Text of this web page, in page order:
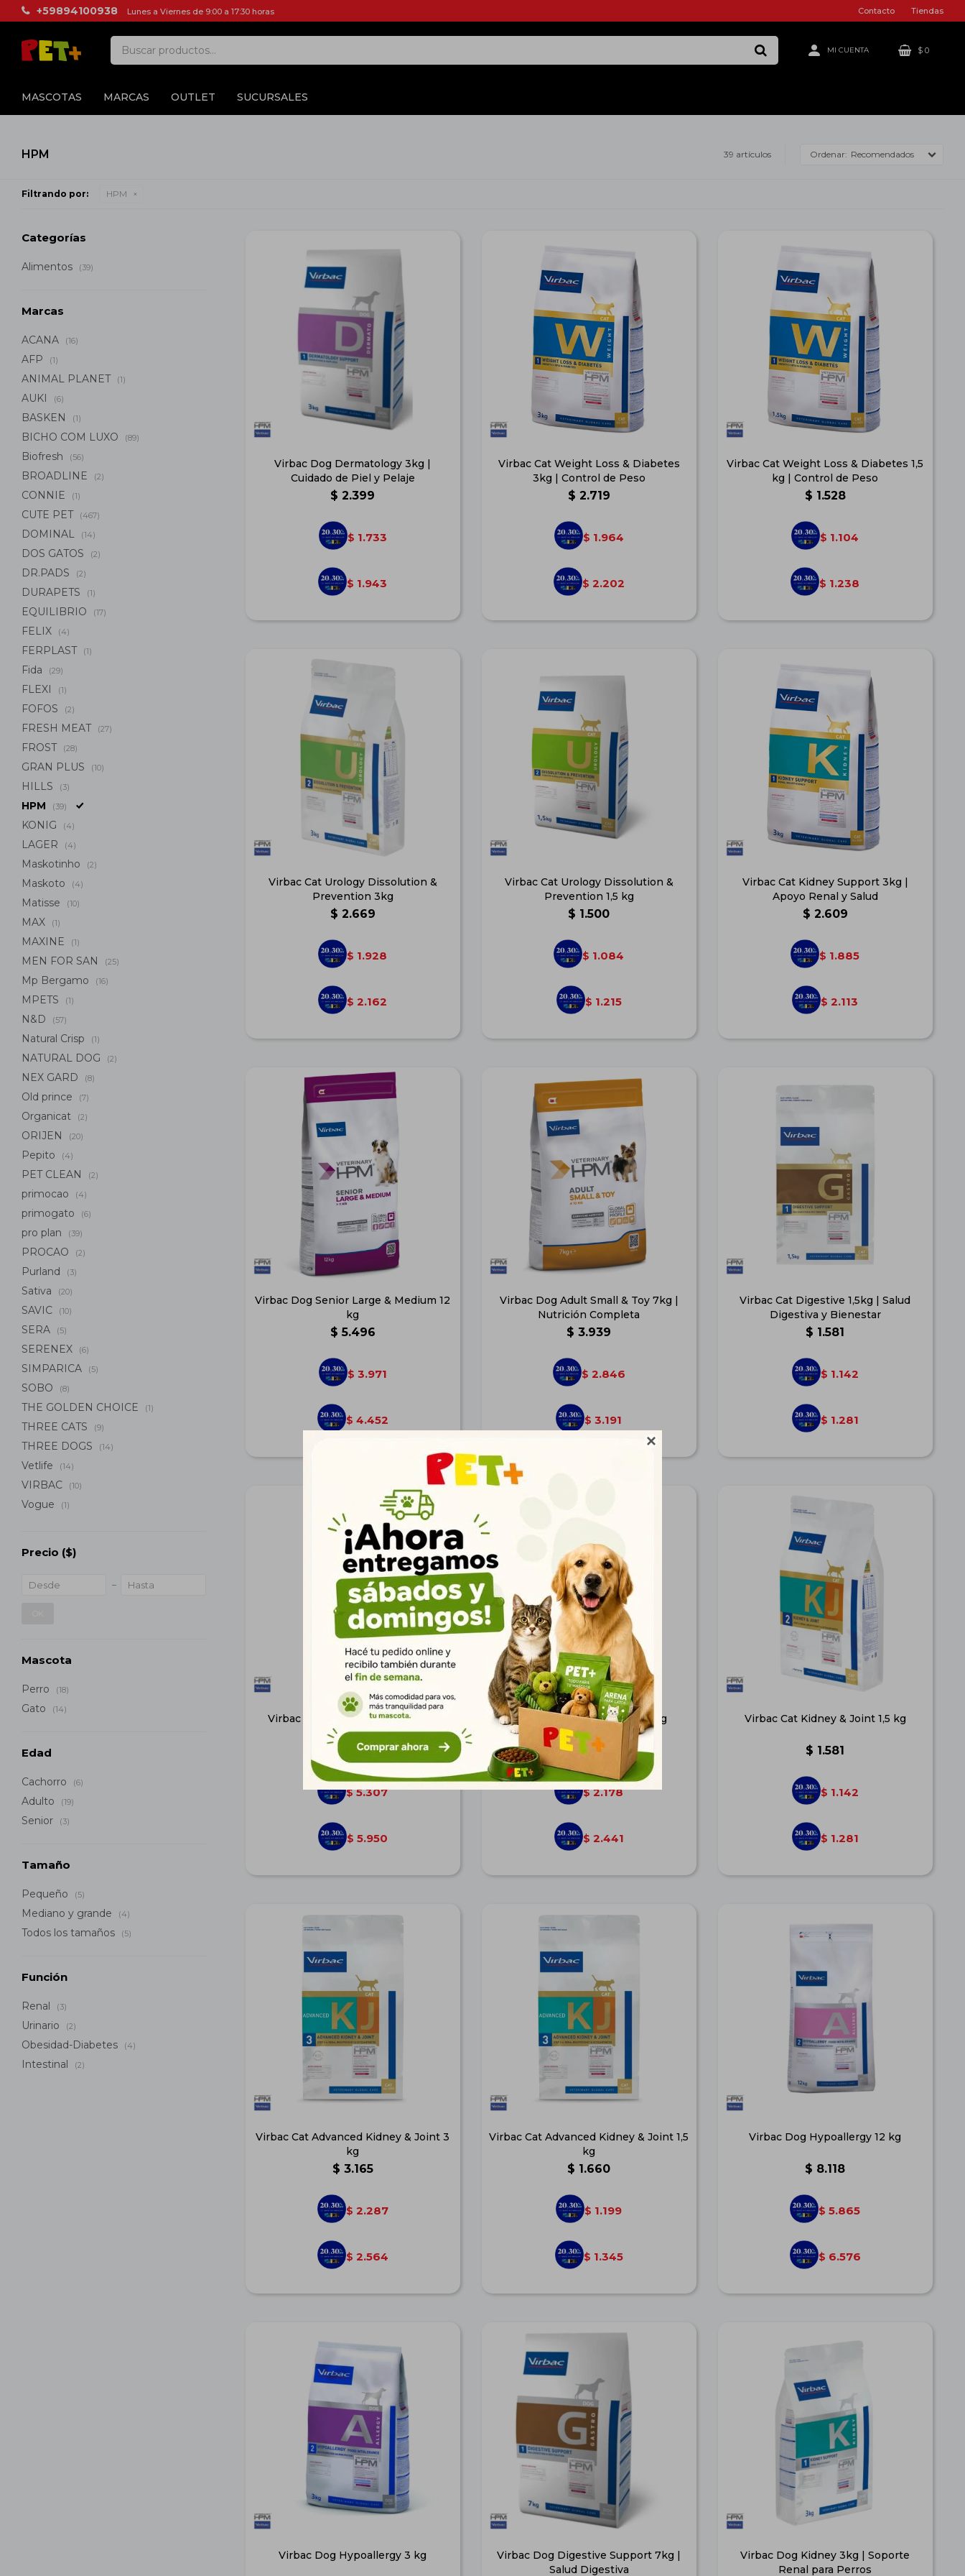

MASCOTAS MARCAS OUTLET SUCURSALES
$ 0
+59894100938 Lunes a Viernes de 9:00 a 17:30 horas Contacto Tiendas
HPM 39 artículos Recomendados
Filtrando por: HPM
Virbac Dog Dermatology 3kg |
Cuidado de Piel y Pelaje
$ 2.399
$ 1.733
$ 1.943
Virbac Cat Weight Loss & Diabetes
3kg | Control de Peso
$ 2.719
$ 1.964
$ 2.202
Virbac Cat Weight Loss & Diabetes 1,5
kg | Control de Peso
$ 1.528
$ 1.104
$ 1.238
Virbac Cat Urology Dissolution &
Prevention 3kg
$ 2.669
$ 1.928
$ 2.162
Virbac Cat Urology Dissolution &
Prevention 1,5 kg
$ 1.500
$ 1.084
$ 1.215
Virbac Cat Kidney Support 3kg |
Apoyo Renal y Salud
$ 2.609
$ 1.885
$ 2.113
Virbac Dog Senior Large & Medium 12
kg
$ 5.496
$ 3.971
$ 4.452
Virbac Dog Adult Small & Toy 7kg |
Nutrición Completa
$ 3.939
$ 2.846
$ 3.191
Virbac Cat Digestive 1,5kg | Salud
Digestiva y Bienestar
$ 1.581
$ 1.142
$ 1.281
Virbac Dog Joint & Mobility 12 kg
$ 7.346
$ 5.307
$ 5.950
Virbac Cat Kidney & Joint 3 kg
$ 3.014
$ 2.178
$ 2.441
Virbac Cat Kidney & Joint 1,5 kg
$ 1.581
$ 1.142
$ 1.281
Virbac Cat Advanced Kidney & Joint 3
kg
$ 3.165
$ 2.287
$ 2.564
Virbac Cat Advanced Kidney & Joint 1,5
kg
$ 1.660
$ 1.199
$ 1.345
Virbac Dog Hypoallergy 12 kg
$ 8.118
$ 5.865
$ 6.576
Virbac Dog Hypoallergy 3 kg
Virbac Dog Digestive Support 7kg |
Salud Digestiva
Virbac Dog Kidney 3kg | Soporte
Renal para Perros
Categorías
Alimentos (39)
Marcas
ACANA (16)
AFP (1)
ANIMAL PLANET (1)
AUKI (6)
BASKEN (1)
BICHO COM LUXO (89)
Biofresh (56)
BROADLINE (2)
CONNIE (1)
CUTE PET (467)
DOMINAL (14)
DOS GATOS (2)
DR.PADS (2)
DURAPETS (1)
EQUILIBRIO (17)
FELIX (4)
FERPLAST (1)
Fida (29)
FLEXI (1)
FOFOS (2)
FRESH MEAT (27)
FROST (28)
GRAN PLUS (10)
HILLS (3)
HPM (39)
KONIG (4)
LAGER (4)
Maskotinho (2)
Maskoto (4)
Matisse (10)
MAX (1)
MAXINE (1)
MEN FOR SAN (25)
Mp Bergamo (16)
MPETS (1)
N&D (57)
Natural Crisp (1)
NATURAL DOG (2)
NEX GARD (8)
Old prince (7)
Organicat (2)
ORIJEN (20)
Pepito (4)
PET CLEAN (2)
primocao (4)
primogato (6)
pro plan (39)
PROCAO (2)
Purland (3)
Sativa (20)
SAVIC (10)
SERA (5)
SERENEX (6)
SIMPARICA (5)
SOBO (8)
THE GOLDEN CHOICE (1)
THREE CATS (9)
THREE DOGS (14)
Vetlife (14)
VIRBAC (10)
Vogue (1)
Precio ($)
Mascota
Perro (18)
Gato (14)
Edad
Cachorro (6)
Adulto (19)
Senior (3)
Tamaño
Pequeño (5)
Mediano y grande (4)
Todos los tamaños (5)
Función
Renal (3)
Urinario (2)
Obesidad-Diabetes (4)
Intestinal (2)